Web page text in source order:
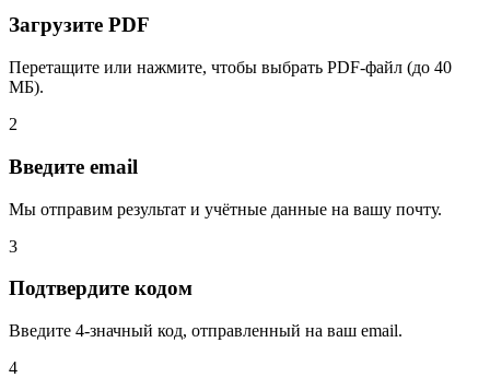
Загрузите PDF
Перетащите или нажмите, чтобы выбрать PDF-файл (до 40
МБ).
2
Введите email
Мы отправим результат и учётные данные на вашу почту.
3
Подтвердите кодом
Введите 4-значный код, отправленный на ваш email.
4